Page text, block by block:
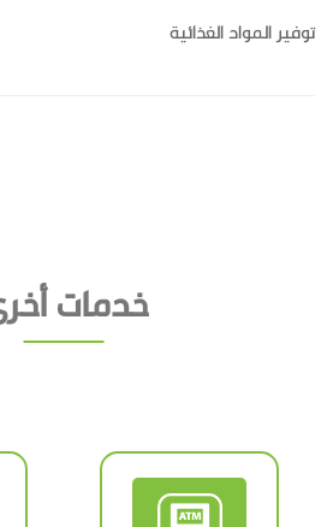
توفير المواد الغذائية
خدمات